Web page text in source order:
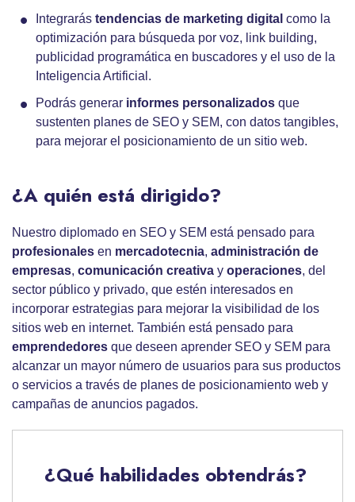
Integrarás tendencias de marketing digital como la
optimización para búsqueda por voz, link building,
publicidad programática en buscadores y el uso de la
Inteligencia Artificial.
Podrás generar informes personalizados que
sustenten planes de SEO y SEM, con datos tangibles,
para mejorar el posicionamiento de un sitio web.
¿A quién está dirigido?
Nuestro diplomado en SEO y SEM está pensado para
profesionales en mercadotecnia, administración de
empresas, comunicación creativa y operaciones, del
sector público y privado, que estén interesados en
incorporar estrategias para mejorar la visibilidad de los
sitios web en internet. También está pensado para
emprendedores que deseen aprender SEO y SEM para
alcanzar un mayor número de usuarios para sus productos
o servicios a través de planes de posicionamiento web y
campañas de anuncios pagados.
¿Qué habilidades obtendrás?